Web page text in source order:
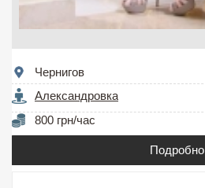
Чернигов
Александровка
800 грн/час
Подробно